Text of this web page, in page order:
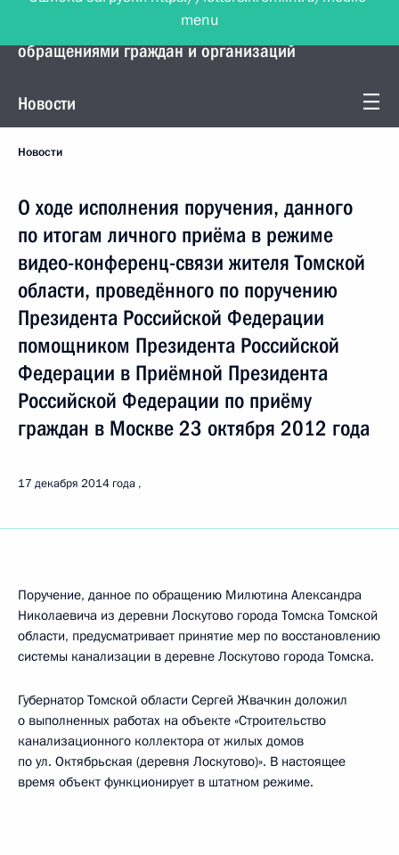
Управление Президента по работе с
обращениями граждан и организаций
Новости
Новости
О ходе исполнения поручения, данного
по итогам личного приёма в режиме
видео-конференц-связи жителя Томской
области, проведённого по поручению
Президента Российской Федерации
помощником Президента Российской
Федерации в Приёмной Президента
Российской Федерации по приёму
граждан в Москве 23 октября 2012 года
17 декабря 2014 года
Поручение, данное по обращению Милютина Александра
Николаевича из деревни Лоскутово города Томска Томской
области, предусматривает принятие мер по восстановлению
системы канализации в деревне Лоскутово города Томска.
Губернатор Томской области Сергей Жвачкин доложил
о выполненных работах на объекте «Строительство
канализационного коллектора от жилых домов
по ул. Октябрьская (деревня Лоскутово)». В настоящее
время объект функционирует в штатном режиме.
menu